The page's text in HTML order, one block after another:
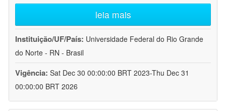
leia mais
Instituição/UF/País: Universidade Federal do Rio Grande
do Norte - RN - Brasil
Vigência: Sat Dec 30 00:00:00 BRT 2023-Thu Dec 31
00:00:00 BRT 2026